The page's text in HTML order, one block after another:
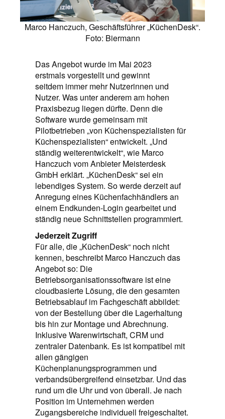
Marco Hanczuch, Geschäftsführer „KüchenDesk“.
Foto: Biermann
Das Angebot wurde im Mai 2023
erstmals vorgestellt und gewinnt
seitdem immer mehr Nutzerinnen und
Nutzer. Was unter anderem am hohen
Praxisbezug liegen dürfte. Denn die
Software wurde gemeinsam mit
Pilotbetrieben „von Küchenspezialisten für
Küchenspezialisten“ entwickelt. „Und
ständig weiterentwickelt“, wie Marco
Hanczuch vom Anbieter Meisterdesk
GmbH erklärt. „KüchenDesk“ sei ein
lebendiges System. So werde derzeit auf
Anregung eines Küchenfachhändlers an
einem Endkunden-Login gearbeitet und
ständig neue Schnittstellen programmiert.
Jederzeit Zugriff
Für alle, die „KüchenDesk“ noch nicht
kennen, beschreibt Marco Hanczuch das
Angebot so: Die
Betriebsorganisationssoftware ist eine
cloudbasierte Lösung, die den gesamten
Betriebsablauf im Fachgeschäft abbildet:
von der Bestellung über die Lagerhaltung
bis hin zur Montage und Abrechnung.
Inklusive Warenwirtschaft, CRM und
zentraler Datenbank. Es ist kompatibel mit
allen gängigen
Küchenplanungsprogrammen und
verbandsübergreifend einsetzbar. Und das
rund um die Uhr und von überall. Je nach
Position im Unternehmen werden
Zugangsbereiche individuell freigeschaltet.